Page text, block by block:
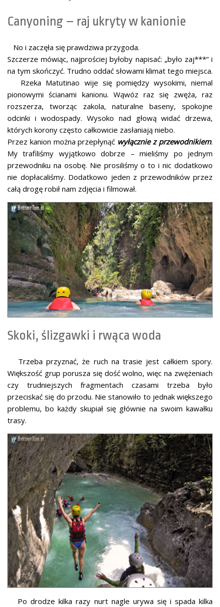
Canyoning – raj ukryty w kanionie
No i zaczęła się prawdziwa przygoda.
Szczerze mówiąc, najprościej byłoby napisać: „było zaj***” i
na tym skończyć. Trudno oddać słowami klimat tego miejsca.
Rzeka Matutinao wije się pomiędzy wysokimi, niemal
pionowymi ścianami kanionu. Wąwóz raz się zwęża, raz
rozszerza, tworząc zakola, naturalne baseny, spokojne
odcinki i wodospady. Wysoko nad głową widać drzewa,
których korony często całkowicie zasłaniają niebo.
Przez kanion można przepłynąć wyłącznie z przewodnikiem.
My trafiliśmy wyjątkowo dobrze – mieliśmy po jednym
przewodniku na osobę. Nie prosiliśmy o to i nic dodatkowo
nie dopłacaliśmy. Dodatkowo jeden z przewodników przez
całą drogę robił nam zdjęcia i filmował.
Skoki, ślizgawki i rwąca woda
Trzeba przyznać, że ruch na trasie jest całkiem spory.
Większość grup porusza się dość wolno, więc na zwężeniach
czy trudniejszych fragmentach czasami trzeba było
przeciskać się do przodu. Nie stanowiło to jednak większego
problemu, bo każdy skupiał się głównie na swoim kawałku
trasy.
Po drodze kilka razy nurt nagle urywa się i spada kilka